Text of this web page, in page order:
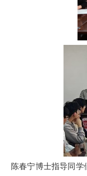
陈春宁博士指导同